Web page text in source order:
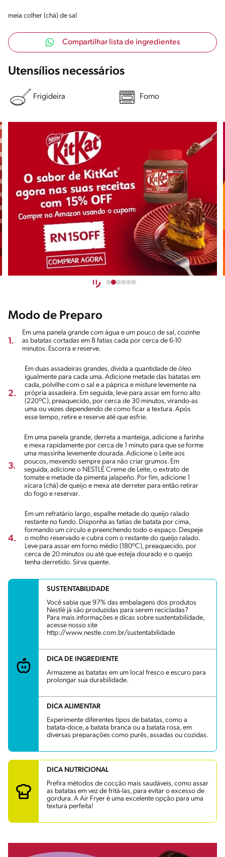
meia colher (chá) de sal
Compartilhar lista de ingredientes
Utensílios necessários
Frigideira Forno
Modo de Preparo
1.
Em uma panela grande com água e um pouco de sal, cozinhe
as batatas cortadas em 8 fatias cada por cerca de 6-10
minutos. Escorra e reserve.
2.
Em duas assadeiras grandes, divida a quantidade de óleo
igualmente para cada uma. Adicione metade das batatas em
cada, polvilhe com o sal e a páprica e misture levemente na
própria assadeira. Em seguida, leve para assar em forno alto
(220ºC), preaquecido, por cerca de 30 minutos, virando-as
uma ou vezes dependendo de como ficar a textura. Após
esse tempo, retire e reserve até que esfrie.
3.
Em uma panela grande, derreta a manteiga, adicione a farinha
e mexa rapidamente por cerca de 1 minuto para que se forme
uma massinha levemente dourada. Adicione o Leite aos
poucos, mexendo sempre para não criar grumos. Em
seguida, adicione o NESTLÉ Creme de Leite, o extrato de
tomate e metade da pimenta jalapeño. Por fim, adicione 1
xícara (chá) de queijo e mexa até derreter para então retirar
do fogo e reservar.
4.
Em um refratário largo, espalhe metade do queijo ralado
restante no fundo. Disponha as fatias de batata por cima,
formando um círculo e preenchendo todo o espaço. Despeje
o molho reservado e cubra com o restante do queijo ralado.
Leve para assar em forno médio (180ºC), preaquecido, por
cerca de 20 minutos ou até que esteja dourado e o queijo
tenha derretido. Sirva quente.
SUSTENTABILIDADE
Você sabia que 97% das embalagens dos produtos
Nestlé já são produzidas para serem recicladas?
Para mais informações e dicas sobre sustentabilidade,
acesse nosso site
http://www.nestle.com.br/sustentabilidade
DICA DE INGREDIENTE
Armazene as batatas em um local fresco e escuro para
prolongar sua durabilidade.
DICA ALIMENTAR
Experimente diferentes tipos de batatas, como a
batata-doce, a batata branca ou a batata rosa, em
diversas preparações como purês, assadas ou cozidas.
DICA NUTRICIONAL
Prefira métodos de cocção mais saudáveis, como assar
as batatas em vez de fritá-las, para evitar o excesso de
gordura. A Air Fryer é uma excelente opção para uma
textura perfeita!